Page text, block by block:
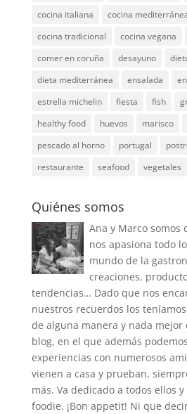
cocina italiana
cocina
cocina tradicional
cocina vegana
comer en coruña
desayuno
dieta mediterránea
ensalada
estrella michelin
fiesta fish
healthy food
huevos marisco
pescado al horno
portugal
restaurante
seafood vegetales
Quiénes somos
Ana y Marco somos
nos apasiona todo
mundo de la
creaciones,
tendencias… Dado que nos
nuestros recuerdos los
de alguna manera y nada mejor
blog, en el que además
experiencias con numerosos
vienen a casa y prueban,
más. Va dedicado a todos ellos
foodie. ¡Bon appetit! Ni que